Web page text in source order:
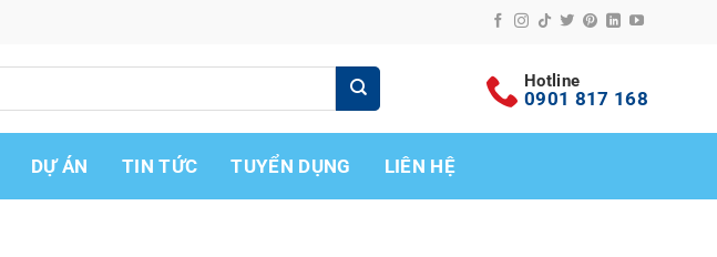
Hotline
0901 817 168
DỰ ÁN TIN TỨC TUYỂN DỤNG LIÊN HỆ